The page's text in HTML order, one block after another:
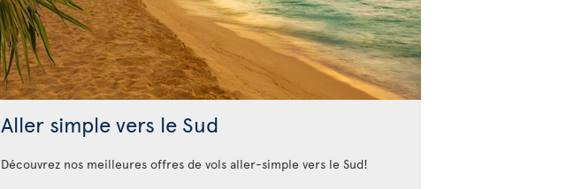
Aller simple vers le Sud
Découvrez nos meilleures offres de vols aller-simple vers le Sud!